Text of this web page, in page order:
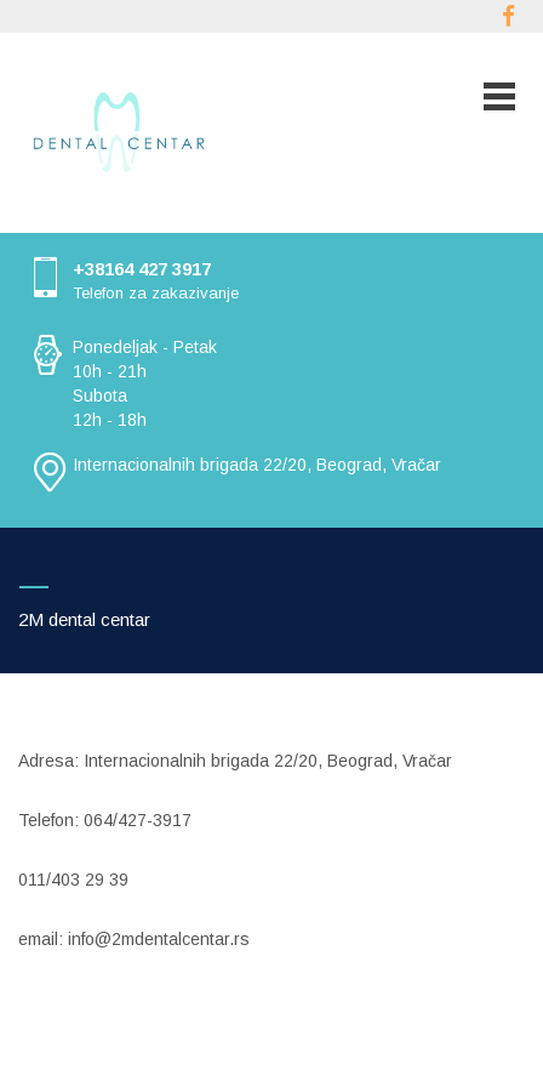
+38164 427 3917
Telefon za zakazivanje
Ponedeljak - Petak
10h - 21h
Subota
12h - 18h
Internacionalnih brigada 22/20, Beograd, Vračar
2M dental centar
Adresa: Internacionalnih brigada 22/20, Beograd, Vračar
Telefon: 064/427-3917
011/403 29 39
email: info@2mdentalcentar.rs